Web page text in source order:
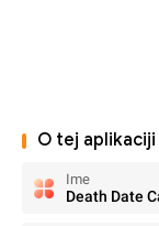
O tej aplikaciji
Ime
Death Date